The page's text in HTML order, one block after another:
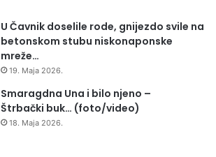
U Čavnik doselile rode, gnijezdo svile na
betonskom stubu niskonaponske
mreže…
19. Maja 2026.
Smaragdna Una i bilo njeno –
Štrbački buk… (foto/video)
18. Maja 2026.